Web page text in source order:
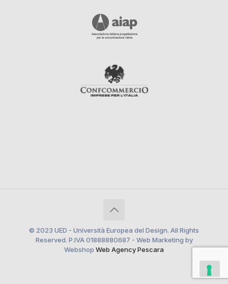
© 2023 UED - Università Europea del Design. All Rights
Reserved. P.IVA 01888880687 - Web Marketing by
Webshop Web Agency Pescara